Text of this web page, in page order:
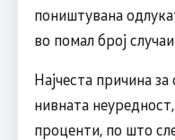
поништувана
во помал број
Најчеста причина
нивната
проценти, по што